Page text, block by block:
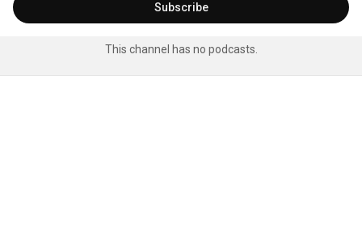
Subscribe
This channel has no podcasts.